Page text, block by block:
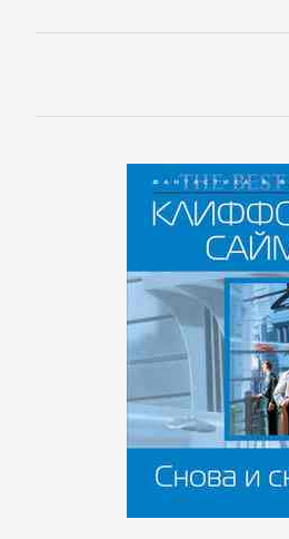
Русская
литература
литература:
КОМПЬЮТЕРНАЯ
ЛИТЕРАТУРА